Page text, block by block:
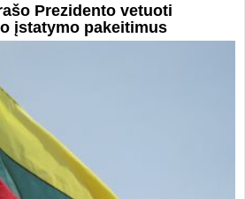
Prezidento vetuoti
įstatymo pakeitimus